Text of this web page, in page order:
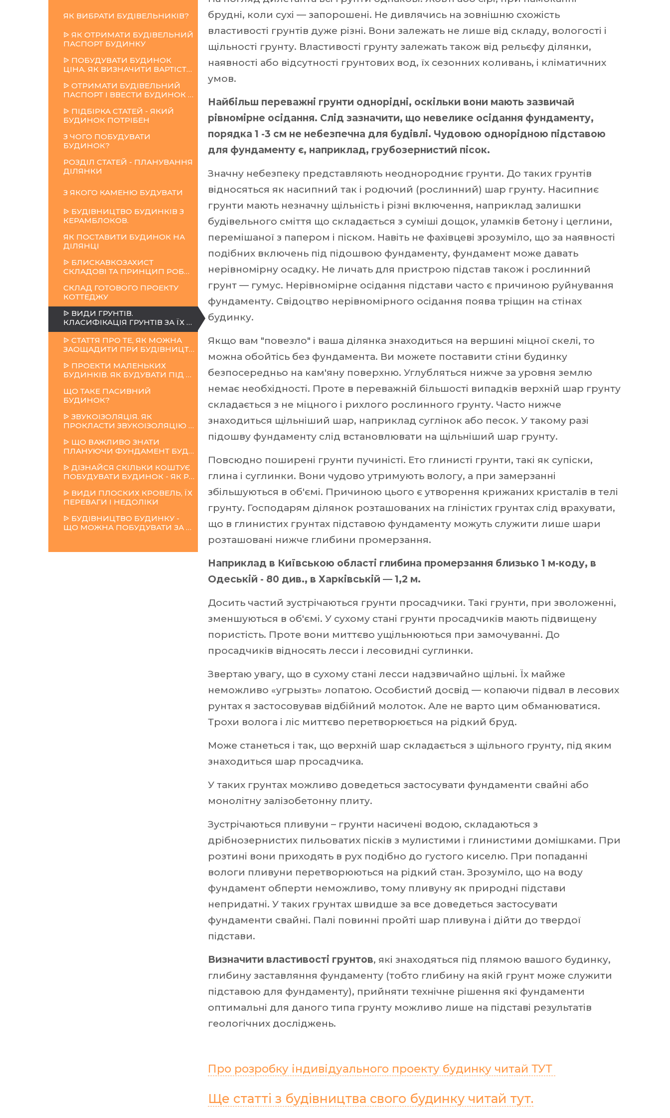
ЯК ВИБРАТИ БУДІВЕЛЬНИКІВ?
ᐉ ЯК ОТРИМАТИ БУДІВЕЛЬНИЙ
ПАСПОРТ БУДИНКУ
ᐉ ПОБУДУВАТИ БУДИНОК
ЦІНА. ЯК ВИЗНАЧИТИ ВАРТІСТЬ БУДІВНИЦТВА БУДИНКУ
ᐉ ОТРИМАТИ БУДІВЕЛЬНИЙ
ПАСПОРТ І ВВЕСТИ БУДИНОК В ЕКСПЛУАТАЦІЮ
ᐉ ПІДБІРКА СТАТЕЙ - ЯКИЙ
БУДИНОК ПОТРІБЕН
З ЧОГО ПОБУДУВАТИ
БУДИНОК?
РОЗДІЛ СТАТЕЙ - ПЛАНУВАННЯ
ДІЛЯНКИ
З ЯКОГО КАМЕНЮ БУДУВАТИ
ᐉ БУДІВНИЦТВО БУДИНКІВ З
КЕРАМБЛОКОВ.
ЯК ПОСТАВИТИ БУДИНОК НА
ДІЛЯНЦІ
ᐉ БЛИСКАВКОЗАХИСТ
СКЛАДОВІ ТА ПРИНЦИП РОБОТИ
СКЛАД ГОТОВОГО ПРОЕКТУ
КОТТЕДЖУ
ᐉ ВИДИ ГРУНТІВ.
КЛАСИФІКАЦІЯ ГРУНТІВ ЗА ЇХ ВЛАСТИВОСТЯМИ
ᐉ СТАТТЯ ПРО ТЕ, ЯК МОЖНА
ЗАОЩАДИТИ ПРИ БУДІВНИЦТВІ САРАЮ, ЗА ДОПОМОГОЮ СТОВПЧАСТИХ ФУНДАМЕНТІВ З БУТУ
ᐉ ПРОЕКТИ МАЛЕНЬКИХ
БУДИНКІВ. ЯК БУДУВАТИ ПІД ЧАС КРИЗИ
ЩО ТАКЕ ПАСИВНИЙ
БУДИНОК?
ᐉ ЗВУКОІЗОЛЯЦІЯ. ЯК
ПРОКЛАСТИ ЗВУКОІЗОЛЯЦІЮ В ДЕРЕВ'ЯНИХ ПЕРЕКРИТТЯХ
ᐉ ЩО ВАЖЛИВО ЗНАТИ
ПЛАНУЮЧИ ФУНДАМЕНТ БУДИНКУ
ᐉ ДІЗНАЙСЯ СКІЛЬКИ КОШТУЄ
ПОБУДУВАТИ БУДИНОК - ЯК РОЗРАХУВАТИ ЗАТРАТИ
ᐉ ВИДИ ПЛОСКИХ КРОВЕЛЬ, ЇХ
ПЕРЕВАГИ І НЕДОЛІКИ
ᐉ БУДІВНИЦТВО БУДИНКУ -
ЩО МОЖНА ПОБУДУВАТИ ЗА 30 ТИС. У.О.
брудні, коли сухі — запорошені. Не дивлячись на зовнішню схожість
властивості грунтів дуже різні. Вони залежать не лише від складу, вологості і
щільності грунту. Властивості грунту залежать також від рельєфу ділянки,
наявності або відсутності грунтових вод, їх сезонних коливань, і кліматичних
умов.
Найбільш переважні грунти однорідні, оскільки вони мають зазвичай
рівномірне осідання. Слід зазначити, що невелике осідання фундаменту,
порядка 1 -3 см не небезпечна для будівлі. Чудовою однорідною підставою
для фундаменту є, наприклад, грубозернистий пісок.
Значну небезпеку представляють неоднородниє грунти. До таких грунтів
відносяться як насипний так і родючий (рослинний) шар грунту. Насипниє
грунти мають незначну щільність і різні включення, наприклад залишки
будівельного сміття що складається з суміші дощок, уламків бетону і цеглини,
перемішаної з папером і піском. Навіть не фахівцеві зрозуміло, що за наявності
подібних включень під підошвою фундаменту, фундамент може давать
нерівномірну осадку. Не личать для пристрою підстав також і рослинний
грунт — гумус. Нерівномірне осідання підстави часто є причиною руйнування
фундаменту. Свідоцтво нерівномірного осідання поява тріщин на стінах
будинку.
Якщо вам "повезло" і ваша ділянка знаходиться на вершині міцної скелі, то
можна обойтісь без фундамента. Ви можете поставити стіни будинку
безпосередньо на кам'яну поверхню. Углубляться нижче за уровня землю
немає необхідності. Проте в переважній більшості випадків верхній шар грунту
складається з не міцного і рихлого рослинного грунту. Часто нижче
знаходиться щільніший шар, наприклад суглінок або песок. У такому разі
підошву фундаменту слід встановлювати на щільніший шар грунту.
Повсюдно поширені грунти пучиністі. Ето глинисті грунти, такі як супіски,
глина і суглинки. Вони чудово утримують вологу, а при замерзанні
збільшуються в об'ємі. Причиною цього є утворення крижаних кристалів в телі
грунту. Господарям ділянок розташованих на гліністих грунтах слід врахувати,
що в глинистих грунтах підставою фундаменту можуть служити лише шари
розташовані нижче глибини промерзання.
Наприклад в Київською області глибина промерзання близько 1 м-коду, в
Одеській - 80 див., в Харківській — 1,2 м.
Досить частий зустрічаються грунти просадчики. Такі грунти, при зволоженні,
зменшуються в об'ємі. У сухому стані грунти просадчиків мають підвищену
пористість. Проте вони миттєво ущільнюються при замочуванні. До
просадчиків відносять лесси і лесовидні суглинки.
Звертаю увагу, що в сухому стані лесси надзвичайно щільні. Їх майже
неможливо «угрызть» лопатою. Особистий досвід — копаючи підвал в лесових
рунтах я застосовував відбійний молоток. Але не варто цим обманюватися.
Трохи волога і ліс миттєво перетворюється на рідкий бруд.
Може станеться і так, що верхній шар складається з щільного грунту, під яким
знаходиться шар просадчика.
У таких грунтах можливо доведеться застосувати фундаменти свайні або
монолітну залізобетонну плиту.
Зустрічаються пливуни – грунти насичені водою, складаються з
дрібнозернистих пильоватих пісків з мулистими і глинистими домішками. При
розтині вони приходять в рух подібно до густого киселю. При попаданні
вологи пливуни перетворюються на рідкий стан. Зрозуміло, що на воду
фундамент обперти неможливо, тому пливуну як природні підстави
непридатні. У таких грунтах швидше за все доведеться застосувати
фундаменти свайні. Палі повинні пройті шар пливуна і дійти до твердої
підстави.
Визначити властивості грунтов, які знаходяться під плямою вашого будинку,
глибину заставляння фундаменту (тобто глибину на якій грунт може служити
підставою для фундаменту), прийняти технічне рішення які фундаменти
оптимальні для даного типа грунту можливо лише на підставі результатів
геологічних досліджень.
Про розробку індивідуального проекту будинку читай ТУТ
Ще статті з будівництва свого будинку читай тут.